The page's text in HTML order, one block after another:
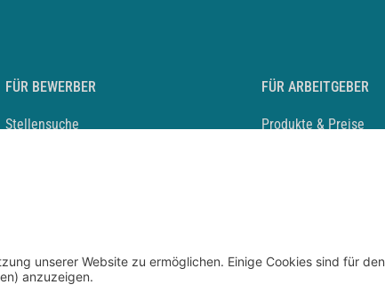
FÜR BEWERBER
Stellensuche
Durchsuchen Sie den Stellenkatalog
FÜR ARBEITGEBER
Produkte & Preise